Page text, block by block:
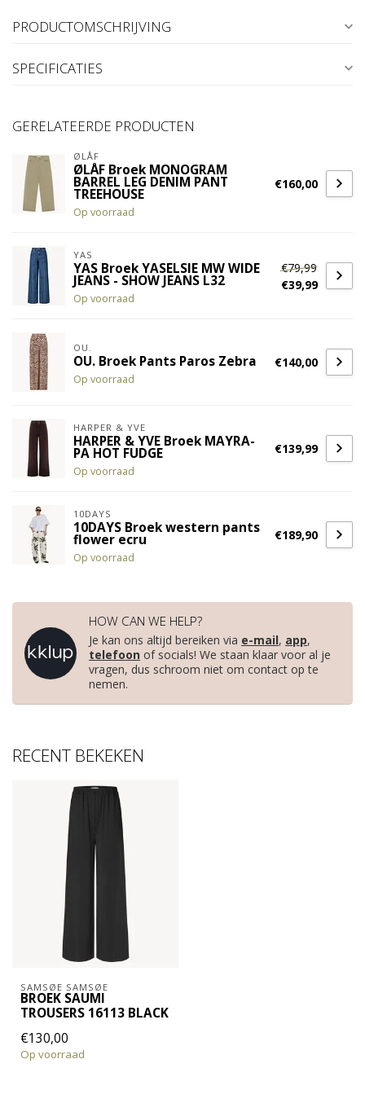
PRODUCTOMSCHRIJVING
SPECIFICATIES
GERELATEERDE PRODUCTEN
ØLÅF
ØLÅF Broek MONOGRAM
BARREL LEG DENIM PANT
TREEHOUSE
Op voorraad
€160,00
YAS
YAS Broek YASELSIE MW WIDE
JEANS - SHOW JEANS L32
Op voorraad
€79,99
€39,99
OU.
OU. Broek Pants Paros Zebra
Op voorraad
€140,00
HARPER & YVE
HARPER & YVE Broek MAYRA-
PA HOT FUDGE
Op voorraad
€139,99
10DAYS
10DAYS Broek western pants
flower ecru
Op voorraad
€189,90
HOW CAN WE HELP?
Je kan ons altijd bereiken via e-mail, app,
telefoon of socials! We staan klaar voor al je
vragen, dus schroom niet om contact op te
nemen.
RECENT BEKEKEN
SAMSØE SAMSØE
BROEK SAUMI
TROUSERS 16113 BLACK
€130,00
Op voorraad